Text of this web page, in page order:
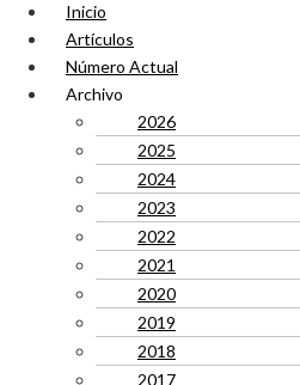
Inicio
Artículos
Número Actual
Archivo
2026
2025
2024
2023
2022
2021
2020
2019
2018
2017